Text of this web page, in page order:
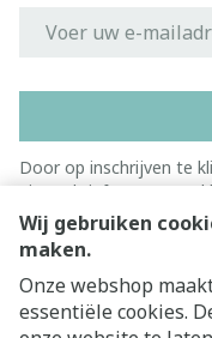
Wij gebruiken
maken.
Onze webshop
essentiële cookies.
Door op inschrijven te
nieuwsbrief en gaat u